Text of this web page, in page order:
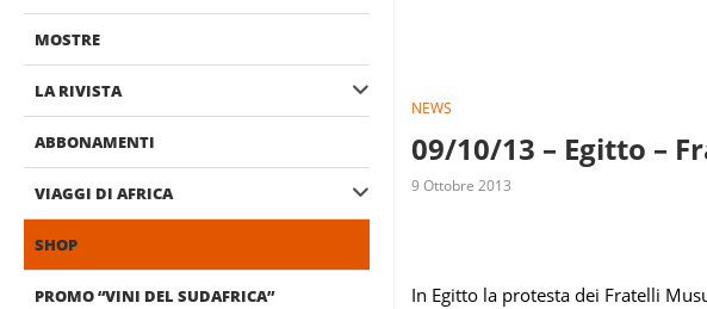
MOSTRE
LA RIVISTA
ABBONAMENTI
VIAGGI DI AFRICA
SHOP
PROMO “VINI DEL SUDAFRICA”
NEWS
09/10/13 – Egitto –
9 Ottobre 2013
In Egitto la protesta dei Fratelli